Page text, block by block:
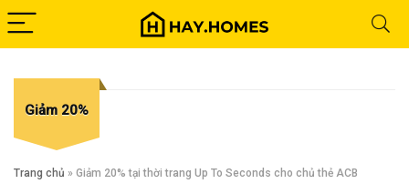
Giảm 20%
Trang chủ » Giảm 20% tại thời trang Up To Seconds cho chủ thẻ ACB